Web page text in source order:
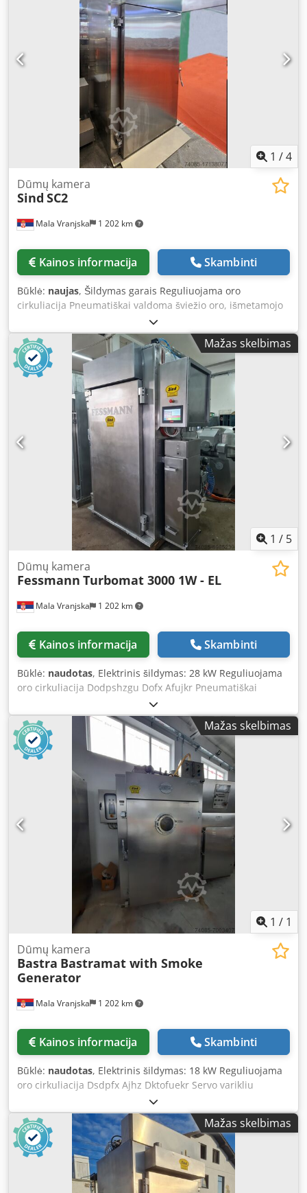
Wagendimensionen in cm: 100x100x200
1 /4
Mala Vranjska 1 202 km
Dūmų kamera
Sind SC2
Kainos informacija Skambinti
Būklė: naujas, Šildymas garais Reguliuojama oro
cirkuliacija Pneumatiškai valdoma šviežio oro, išmetamojo
oro ir dūmų sklendė; Djdpfxjunap So Afuokr Valymas: putų
valymas Rūkinimo medžiaga: medžio drožlės Be posdegio
sistemos Įrenginio montavimo matmenys (cm): Plotis: 151
Ilgis: 244 Aukštis: 260
Mažas skelbimas
1 / 5
Mala Vranjska 1 202 km
Dūmų kamera
Fessmann Turbomat 3000 1W - EL
Kainos informacija Skambinti
Būklė: naudotas, Elektrinis šildymas: 28 kW Reguliuojama
oro cirkuliacija Dodpshzgu Dofx Afujkr Pneumatiškai
valdomas šviežio oro, ištraukiamo oro ir dūmų sklendės
Valymas: plovimas putomis Dūmų padavimas: pagal kliento
pageidavimą Rūkymo medžiaga: medžio drožlės Be
antrinio deginimo sistemos Įrenginio montavimo
matmenys, cm: Plotis: 150 Ilgis: 145 Aukštis: 275 Vežimėlio
matmenys, cm: 100*100*200 aukštis Pristatymo terminas:
30 darbo dienų po avanso gavimo
Mažas skelbimas
1 / 1
Mala Vranjska 1 202 km
Dūmų kamera
Bastra Bastramat with Smoke
Generator
Kainos informacija Skambinti
Būklė: naudotas, Elektrinis šildymas: 18 kW Reguliuojama
oro cirkuliacija Dsdpfx Ajhz Dktofuekr Servo varikliu
valdomos: šviežio oro, išmetamo oro ir dūmų sklendės
Valymas: putų valymas Dūmų padavimas: pagal kliento
pageidavimą Rūkymui naudojama medžiaga: medžio
drožlės Be papildomo dujų sudeginimo sistemos Įrenginio
montavimo matmenys, cm: Plotis: 130 Ilgis: 120 Aukštis:
220 Vežimėlio matmenys, cm: 80*80*170 (aukštis)
Pristatymo terminas: 30 darbo dienų po avanso
Mažas skelbimas